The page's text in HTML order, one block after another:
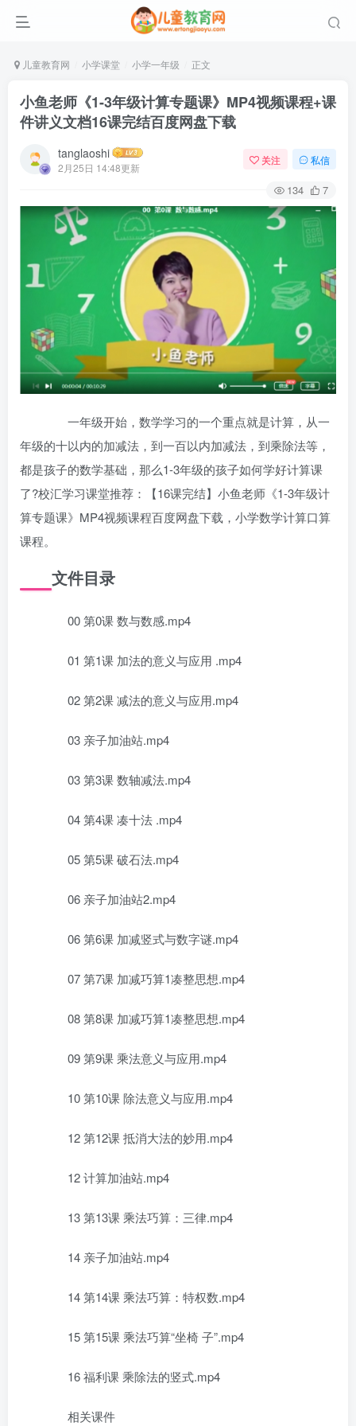
儿童教育网 小学课堂 小学一年级 正文
小鱼老师《1-3年级计算专题课》MP4视频课程+课
件讲义文档16课完结百度网盘下载
tanglaoshi
2月25日 14:48更新
关注 私信
134 7
一年级开始，数学学习的一个重点就是计算，从一
年级的十以内的加减法，到一百以内加减法，到乘除法等，
都是孩子的数学基础，那么1-3年级的孩子如何学好计算课
了?校汇学习课堂推荐：【16课完结】小鱼老师《1-3年级计
算专题课》MP4视频课程百度网盘下载，小学数学计算口算
课程。
文件目录
00 第0课 数与数感.mp4
01 第1课 加法的意义与应用 .mp4
02 第2课 减法的意义与应用.mp4
03 亲子加油站.mp4
03 第3课 数轴减法.mp4
04 第4课 凑十法 .mp4
05 第5课 破石法.mp4
06 亲子加油站2.mp4
06 第6课 加减竖式与数字谜.mp4
07 第7课 加减巧算1凑整思想.mp4
08 第8课 加减巧算1凑整思想.mp4
09 第9课 乘法意义与应用.mp4
10 第10课 除法意义与应用.mp4
12 第12课 抵消大法的妙用.mp4
12 计算加油站.mp4
13 第13课 乘法巧算：三律.mp4
14 亲子加油站.mp4
14 第14课 乘法巧算：特权数.mp4
15 第15课 乘法巧算“坐椅 子”.mp4
16 福利课 乘除法的竖式.mp4
相关课件